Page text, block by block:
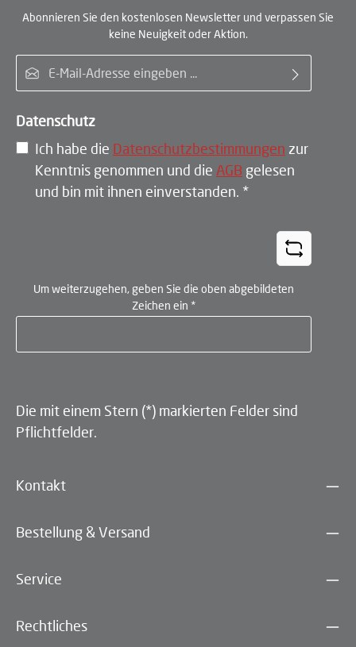
Abonnieren Sie den kostenlosen Newsletter und verpassen Sie
keine Neuigkeit oder Aktion.
Datenschutz
Ich habe die Datenschutzbestimmungen zur
Kenntnis genommen und die AGB gelesen
und bin mit ihnen einverstanden. *
Um weiterzugehen, geben Sie die oben abgebildeten
Zeichen ein *
Die mit einem Stern (*) markierten Felder sind
Pflichtfelder.
Kontakt
Bestellung & Versand
Service
Rechtliches